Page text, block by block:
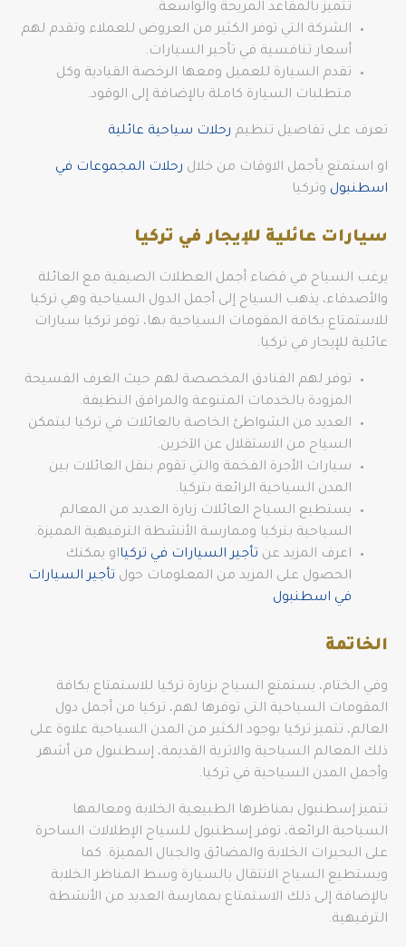
تتميز بالمقاعد المريحة والواسعة.
الشركة التي توفر الكثير من العروض للعملاء وتقدم لهم
أسعار تنافسية في تأجير السيارات.
تقدم السيارة للعميل ومعها الرخصة القيادية وكل
متطلبات السيارة كاملة بالإضافة إلى الوقود.
تعرف على تفاصيل تنظيم رحلات سياحية عائلية
او استمتع بأجمل الاوقات من خلال رحلات المجموعات في
اسطنبول وتركيا
سيارات عائلية للإيجار في تركيا
يرغب السياح في قضاء أجمل العطلات الصيفية مع العائلة
والأصدقاء، يذهب السياح إلى أجمل الدول السياحية وهي تركيا
للاستمتاع بكافة المقومات السياحية بها، توفر تركيا سيارات
عائلية للإيجار في تركيا.
توفر لهم الفنادق المخصصة لهم حيث الغرف الفسيحة
المزودة بالخدمات المتنوعة والمرافق النظيفة.
العديد من الشواطئ الخاصة بالعائلات في تركيا ليتمكن
السياح من الاستقلال عن الآخرين.
سيارات الأجرة الفخمة والتي تقوم بنقل العائلات بين
المدن السياحية الرائعة بتركيا.
يستطيع السياح العائلات زيارة العديد من المعالم
السياحية بتركيا وممارسة الأنشطة الترفيهية المميزة.
اعرف المزيد عن تأجير السيارات في تركيااو يمكنك
الحصول على المزيد من المعلومات حول تأجير السيارات
في اسطنبول
الخاتمة
وفي الختام، يستمتع السياح بزيارة تركيا للاستمتاع بكافة
المقومات السياحية التي توفرها لهم، تركيا من أجمل دول
العالم، تتميز تركيا بوجود الكثير من المدن السياحية علاوة على
ذلك المعالم السياحية والاثرية القديمة، إسطنبول من أشهر
وأجمل المدن السياحية في تركيا.
تتميز إسطنبول بمناظرها الطبيعية الخلابة ومعالمها
السياحية الرائعة، توفر إسطنبول للسياح الإطلالات الساحرة
على البحيرات الخلابة والمضائق والجبال المميزة. كما
ويستطيع السياح الانتقال بالسيارة وسط المناظر الخلابة
بالإضافة إلى ذلك الاستمتاع بممارسة العديد من الأنشطة
الترفيهية.